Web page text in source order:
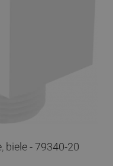
biele - 79340-20